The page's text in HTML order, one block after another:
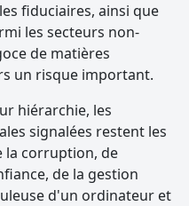
fiduciaires, ainsi que
les secteurs non-
de matières
un risque important.
hiérarchie, les
signalées restent les
la corruption, de
de la gestion
d'un ordinateur et